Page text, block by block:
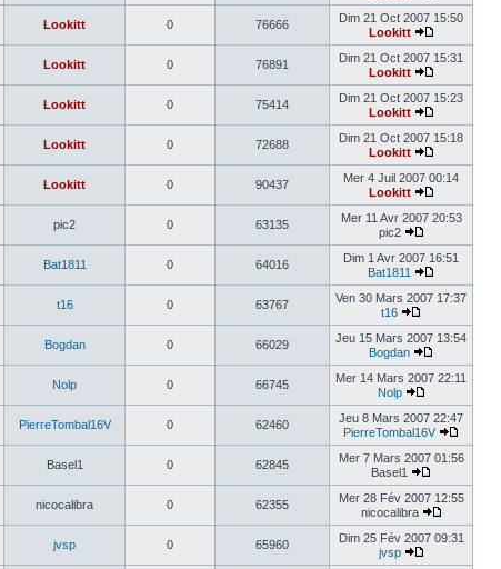
Lookitt 0 76666
Dim 21 Oct 2007 15:50
Lookitt
Lookitt 0 76891
Dim 21 Oct 2007 15:31
Lookitt
Lookitt 0 75414
Dim 21 Oct 2007 15:23
Lookitt
Lookitt 0 72688
Dim 21 Oct 2007 15:18
Lookitt
Lookitt 0 90437
Mer 4 Juil 2007 00:14
Lookitt
pic2 0 63135
Mer 11 Avr 2007 20:53
pic2
Bat1811 0 64016
Dim 1 Avr 2007 16:51
Bat1811
t16 0 63767
Ven 30 Mars 2007 17:37
t16
Bogdan 0 66029
Jeu 15 Mars 2007 13:54
Bogdan
Nolp 0 66745
Mer 14 Mars 2007 22:11
Nolp
PierreTombal16V 0 62460
Jeu 8 Mars 2007 22:47
PierreTombal16V
Basel1 0 62845
Mer 7 Mars 2007 01:56
Basel1
nicocalibra 0 62355
Mer 28 Fév 2007 12:55
nicocalibra
jvsp 0 65960
Dim 25 Fév 2007 09:31
jvsp